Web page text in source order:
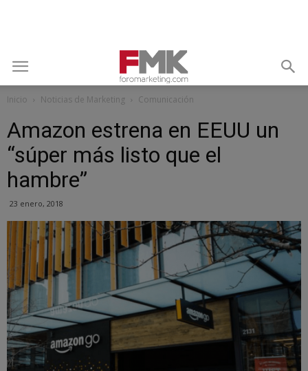
Inicio Noticias de Marketing Comunicación
Amazon estrena en EEUU un
“súper más listo que el
hambre”
23 enero, 2018